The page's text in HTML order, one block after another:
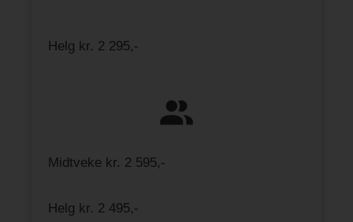
Helg kr. 2 295,-
Midtveke kr. 2 595,-
Helg kr. 2 495,-